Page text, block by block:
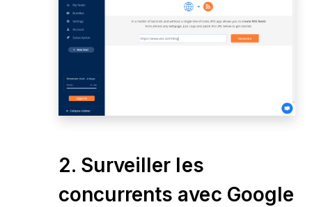
2. Surveiller les
concurrents avec Google